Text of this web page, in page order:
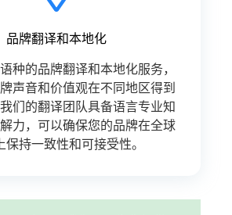
品牌翻译和本地化
种的品牌翻译和本地化服务，
声音和价值观在不同地区得到
们的翻译团队具备语言专业知
力，可以确保您的品牌在全球
保持一致性和可接受性。